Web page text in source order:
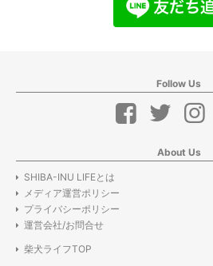
Follow Us
About Us
SHIBA-INU LIFEとは
メディア運営ポリシー
プライバシーポリシー
運営会社/お問合せ
柴犬ライフTOP